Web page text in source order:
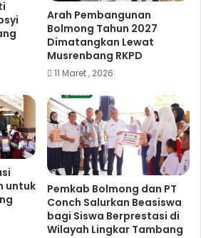
Arah Pembangunan
Bolmong Tahun 2027
Dimatangkan Lewat
Musrenbang RKPD
11 Maret , 2026
untuk
Pemkab Bolmong dan PT
Conch Salurkan Beasiswa
bagi Siswa Berprestasi di
Wilayah Lingkar Tambang